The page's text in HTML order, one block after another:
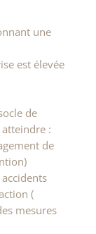
une
est élevée
de
:
de
(
mesures